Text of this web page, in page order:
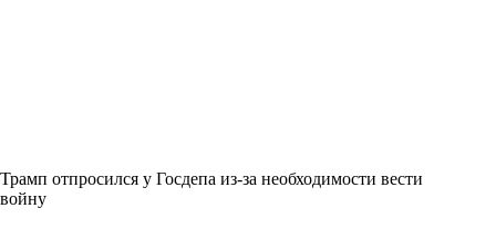
Трамп отпросился у Госдепа из-за необходимости вести
войну